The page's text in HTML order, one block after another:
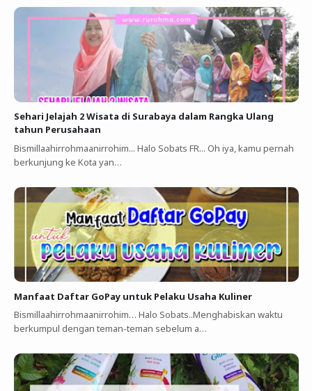
Sehari Jelajah 2 Wisata di Surabaya dalam Rangka Ulang
tahun Perusahaan
Bismillaahirrohmaanirrohim... Halo Sobats FR... Oh iya, kamu pernah
berkunjung ke Kota yan…
Manfaat Daftar GoPay untuk Pelaku Usaha Kuliner ‎
Bismillaahirrohmaanirrohim…‎ Halo Sobats..Menghabiskan waktu
berkumpul dengan teman-teman sebelum a…